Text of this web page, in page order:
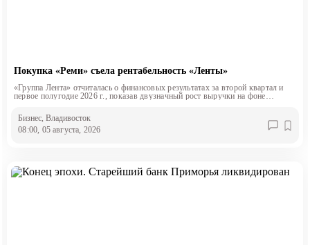
Покупка «Реми» съела рентабельность «Ленты»
«Группа Лента» отчиталась о финансовых результатах за второй квартал и
первое полугодие 2026 г., показав двузначный рост выручки на фоне
Бизнес , Владивосток
08:00, 05 августа, 2026